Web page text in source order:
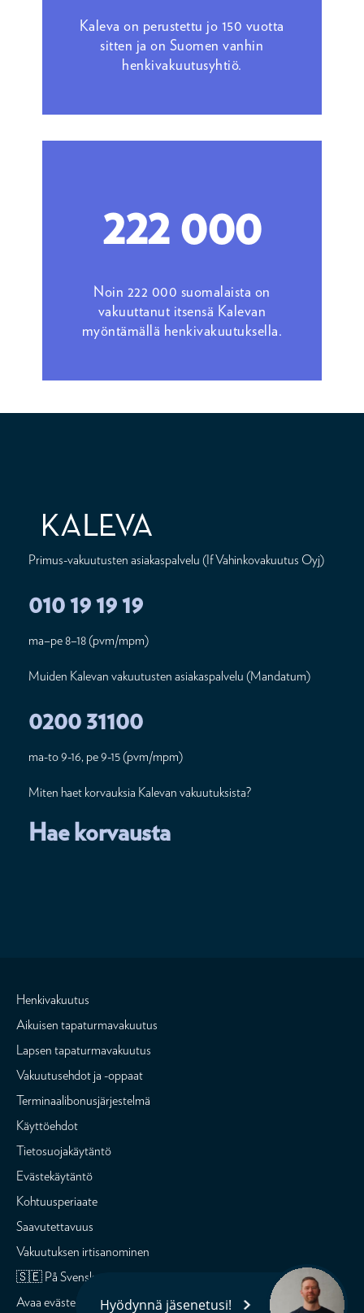
Hyödynnä jäsenetusi!
Kaleva on perustettu jo 150 vuotta
sitten ja on Suomen vanhin
henkivakuutusyhtiö.
222 000
Noin 222 000 suomalaista on
vakuuttanut itsensä Kalevan
myöntämällä henkivakuutuksella.
Primus-vakuutusten asiakaspalvelu (If Vahinkovakuutus Oyj)
010 19 19 19
ma–pe 8–18 (pvm/mpm)
Muiden Kalevan vakuutusten asiakaspalvelu (Mandatum)
0200 31100
ma-to 9-16, pe 9-15 (pvm/mpm)
Miten haet korvauksia Kalevan vakuutuksista?
Hae korvausta
Henkivakuutus
Aikuisen tapaturmavakuutus
Lapsen tapaturmavakuutus
Vakuutusehdot ja -oppaat
Terminaalibonusjärjestelmä
Käyttöehdot
Tietosuojakäytäntö
Evästekäytäntö
Kohtuusperiaate
Saavutettavuus
Vakuutuksen irtisanominen
🇸🇪 På Svenska
Avaa evästeasetukset